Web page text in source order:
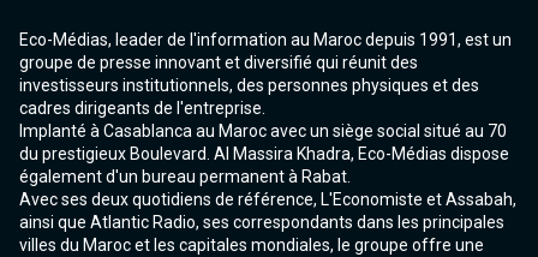
Eco-Médias, leader de l'information au Maroc depuis 1991, est un
groupe de presse innovant et diversifié qui réunit des
investisseurs institutionnels, des personnes physiques et des
cadres dirigeants de l'entreprise.
Implanté à Casablanca au Maroc avec un siège social situé au 70
du prestigieux Boulevard. Al Massira Khadra, Eco-Médias dispose
également d'un bureau permanent à Rabat.
Avec ses deux quotidiens de référence, L'Economiste et Assabah,
ainsi que Atlantic Radio, ses correspondants dans les principales
villes du Maroc et les capitales mondiales, le groupe offre une